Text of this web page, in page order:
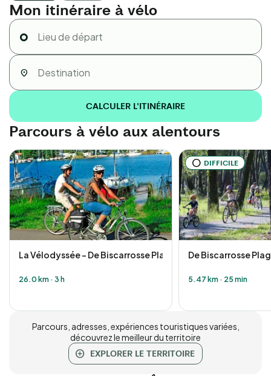
Mon itinéraire à vélo
CALCULER L'ITINÉRAIRE
Parcours à vélo aux alentours
La Vélodyssée - De Biscarrosse Plage à Parentis en Born
26.0 km · 3 h
DIFFICILE
De Biscarrosse
5.47 km · 25 min
Parcours, adresses, expériences touristiques variées,
découvrez le meilleur du territoire
EXPLORER LE TERRITOIRE